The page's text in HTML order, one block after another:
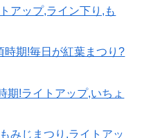
アップ,ライン下り,も
時期!毎日が紅葉まつり?
期!ライトアップ,いちょ
みじまつり,ライトアッ